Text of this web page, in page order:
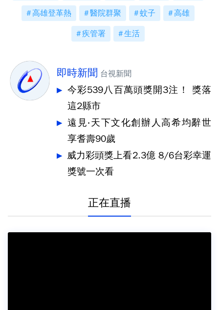
高雄登革熱 醫院群聚 蚊子 高雄
疾管署 生活
即時新聞 台視新聞
今彩539八百萬頭獎開3注！ 獎落
這2縣市
遠見‧天下文化創辦人高希均辭世
享耆壽90歲
威力彩頭獎上看2.3億 8/6台彩幸運
獎號一次看
正在直播